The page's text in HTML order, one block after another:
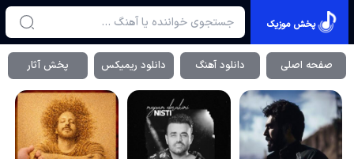
پخش موزیک
صفحه اصلی دانلود آهنگ دانلود ریمیکس پخش آثار